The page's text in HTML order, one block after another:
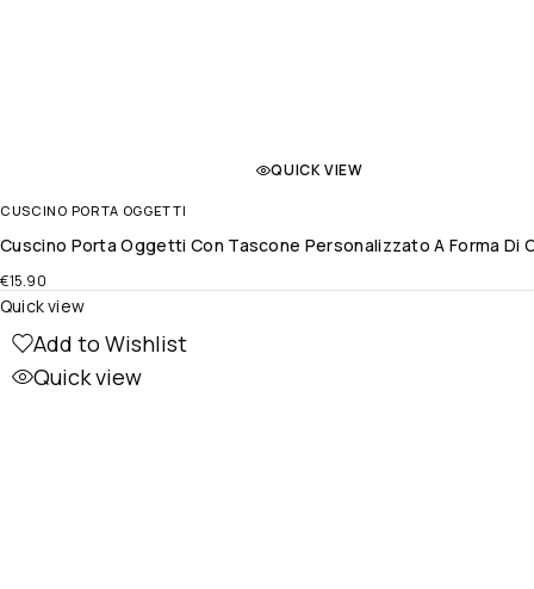
QUICK VIEW
CUSCINO PORTA OGGETTI
Cuscino Porta Oggetti Con Tascone Personalizzato A Forma Di
€15.90
Add to Wishlist
Quick view
Quick view